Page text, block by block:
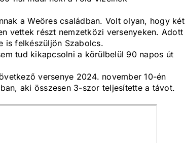
a Weöres családban. Volt olyan, hogy két
vettek részt nemzetközi versenyeken. Adott
is felkészüljön Szabolcs.
tud kikapcsolni a körülbelül 90 napos út
versenye 2024. november 10-én
aki összesen 3-szor teljesítette a távot.